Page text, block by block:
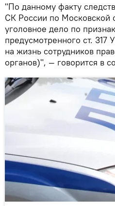
"По данному факту
СК России по Московской
уголовное дело по
предусмотренного ст. 317
на жизнь сотрудников
органов)", — говорится в